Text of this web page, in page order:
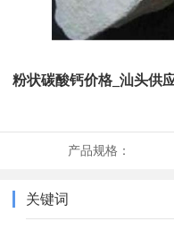
粉状碳酸钙价格_汕头供
产品规格：
关键词